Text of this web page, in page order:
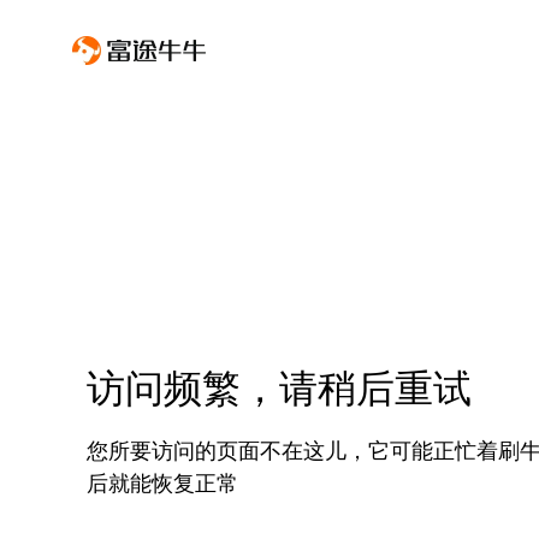
访问频繁，请稍后重试
您所要访问的页面不在这儿，它可能正忙着刷
后就能恢复正常